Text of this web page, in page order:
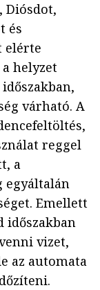
Diósdot,
és
elérte
helyzet
várható. A
reggel
a
egyáltalán
Emellett
időszakban
vizet,
az automata